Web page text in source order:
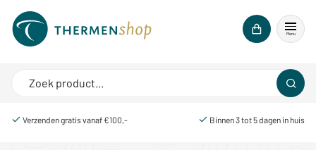
Menu
Verzenden gratis vanaf €100,- Binnen 3 tot 5 dagen in huis